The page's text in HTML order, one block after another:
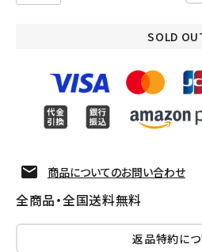
SOLD
商品についてのお問い合わせ
全商品・全国送料無料
返品特約につ